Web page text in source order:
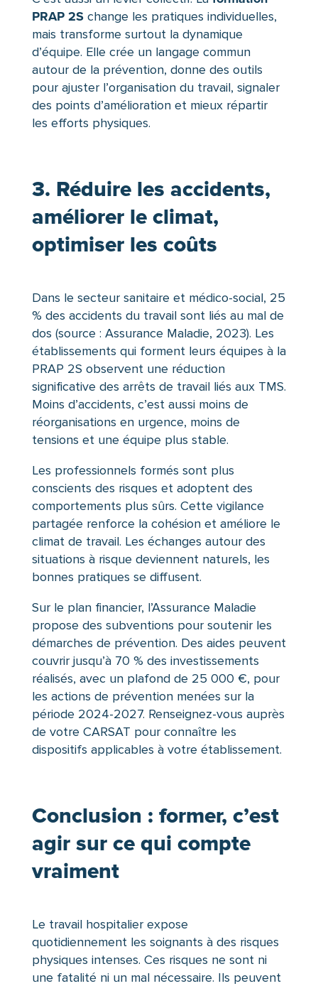
PRAP 2Schange les pratiques individuelles,
mais transforme surtout la dynamique
d’équipe. Elle crée un langage commun
autour de la prévention, donne des outils
pour ajuster l’organisation du travail, signaler
des points d’amélioration et mieux répartir
les efforts physiques.
3. Réduire les accidents,
améliorer le climat,
optimiser les coûts
Dans le secteur sanitaire et médico-social, 25
% des accidents du travail sont liés au mal de
dos (source : Assurance Maladie, 2023). Les
établissements qui forment leurs équipes à la
PRAP 2S observent une réduction
significative des arrêts de travail liés aux TMS.
Moins d’accidents, c’est aussi moins de
réorganisations en urgence, moins de
tensions et une équipe plus stable.
Les professionnels formés sont plus
conscients des risques et adoptent des
comportements plus sûrs. Cette vigilance
partagée renforce la cohésion et améliore le
climat de travail. Les échanges autour des
situations à risque deviennent naturels, les
bonnes pratiques se diffusent.
Sur le plan financier, l’Assurance Maladie
propose des subventions pour soutenir les
démarches de prévention. Des aides peuvent
couvrir jusqu’à 70 % des investissements
réalisés, avec un plafond de 25 000 €, pour
les actions de prévention menées sur la
période 2024-2027. Renseignez-vous auprès
de votre CARSAT pour connaître les
dispositifs applicables à votre établissement.
Conclusion : former, c’est
agir sur ce qui compte
vraiment
Le travail hospitalier expose
quotidiennement les soignants à des risques
physiques intenses. Ces risques ne sont ni
une fatalité ni un mal nécessaire. Ils peuvent